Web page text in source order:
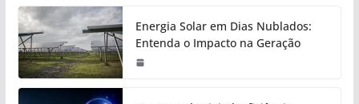
Energia Solar em Dias Nublados:
Entenda o Impacto na Geração